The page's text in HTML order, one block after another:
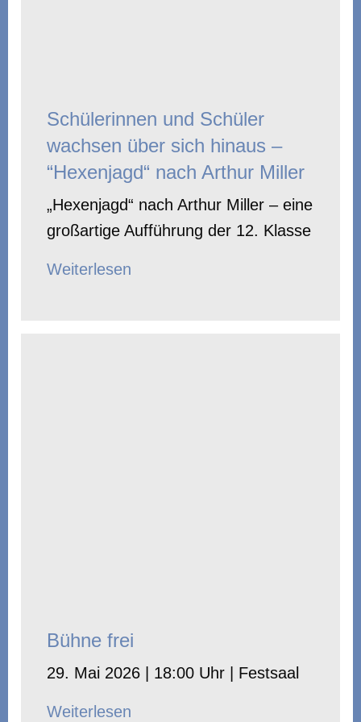
Schülerinnen und Schüler
wachsen über sich hinaus –
“Hexenjagd“ nach Arthur Miller
„Hexenjagd“ nach Arthur Miller – eine
großartige Aufführung der 12. Klasse
Weiterlesen
Bühne frei
29. Mai 2026 | 18:00 Uhr | Festsaal
Weiterlesen